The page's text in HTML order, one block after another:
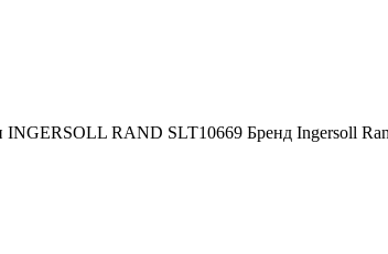
RAND SLT10669 Бренд Ingersoll